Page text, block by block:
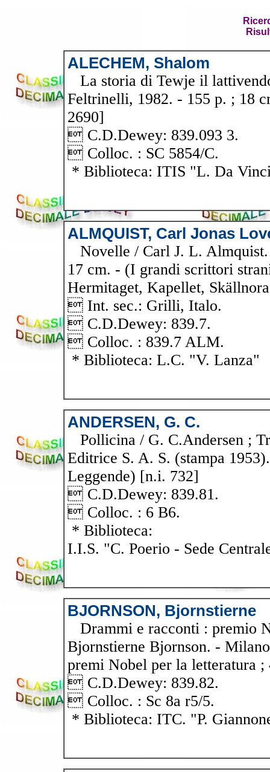
ALECHEM, Shalom
La storia di Tewje il
Feltrinelli, 1982. - 155 p. ; 18
2690]
 C.D.Dewey: 839.093 3.
 Colloc. : SC 5854/C.
* Biblioteca: ITIS "L. Da
ALMQUIST, Carl Jonas
Novelle / Carl J. L.
17 cm. - (I grandi scrittori
Hermitaget, Kapellet,
 Int. sec.: Grilli, Italo.
 C.D.Dewey: 839.7.
 Colloc. : 839.7 ALM.
* Biblioteca: L.C. "V. Lanza"
ANDERSEN, G. C.
Pollicina / G. C.Andersen ;
Editrice S. A. S. (stampa
Leggende) [n.i. 732]
 C.D.Dewey: 839.81.
 Colloc. : 6 B6.
* Biblioteca:
I.I.S. "C. Poerio - Sede
BJORNSON, Bjornstierne
Drammi e racconti : premio
Bjornstierne Bjornson. -
premi Nobel per la letteratura ;
 C.D.Dewey: 839.82.
 Colloc. : Sc 8a r5/5.
* Biblioteca: ITC. "P.